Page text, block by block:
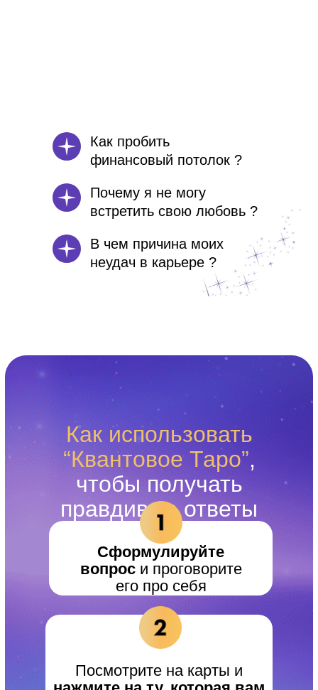
Как пробить
финансовый потолок ?
Почему я не могу
встретить свою любовь ?
В чем причина моих
неудач в карьере ?
Как использовать
“Квантовое Таро”,
чтобы получать
правдивые ответы
Сформулируйте
вопроси проговорите
его про себя
Посмотрите на карты и